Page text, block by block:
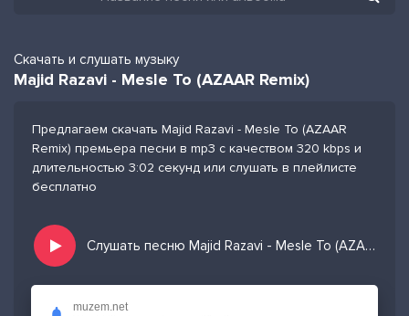
Скачать и слушать музыку
Majid Razavi - Mesle To (AZAAR Remix)
Предлагаем скачать Majid Razavi - Mesle To (AZAAR
Remix) премьера песни в mp3 с качеством 320 kbps и
длительностью 3:02 секунд или слушать в плейлисте
бесплатно
Слушать песню Majid Razavi - Mesle To (AZAAR Remix) и добавить в избранных
muzem.net